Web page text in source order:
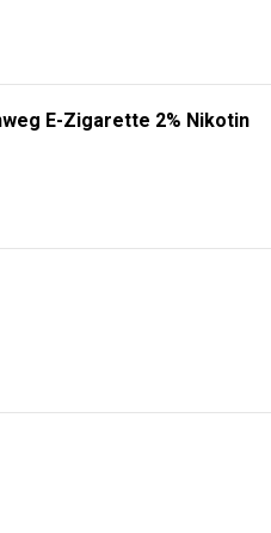
E-Zigarette 2% Nikotin